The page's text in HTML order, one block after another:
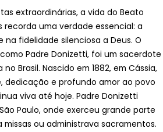
extraordinárias, a vida do Beato
recorda uma verdade essencial: a
fidelidade silenciosa a Deus. O
Padre Donizetti, foi um sacerdote
Brasil. Nascido em 1882, em Cássia,
dedicação e profundo amor ao povo
viva até hoje. Padre Donizetti
Paulo, onde exerceu grande parte
ou administrava sacramentos.